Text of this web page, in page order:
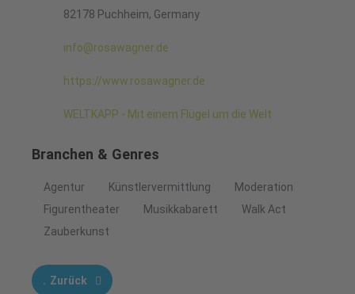
82178 Puchheim, Germany
info@rosawagner.de
https://www.rosawagner.de
WELTKAPP - Mit einem Flügel um die Welt
Branchen & Genres
Agentur Künstlervermittlung
Moderation
Figurentheater
Musikkabarett
Walk Act
Zauberkunst
Zurück